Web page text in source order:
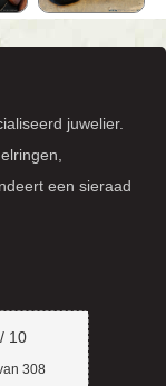
juwelier.
een sieraad
10
308